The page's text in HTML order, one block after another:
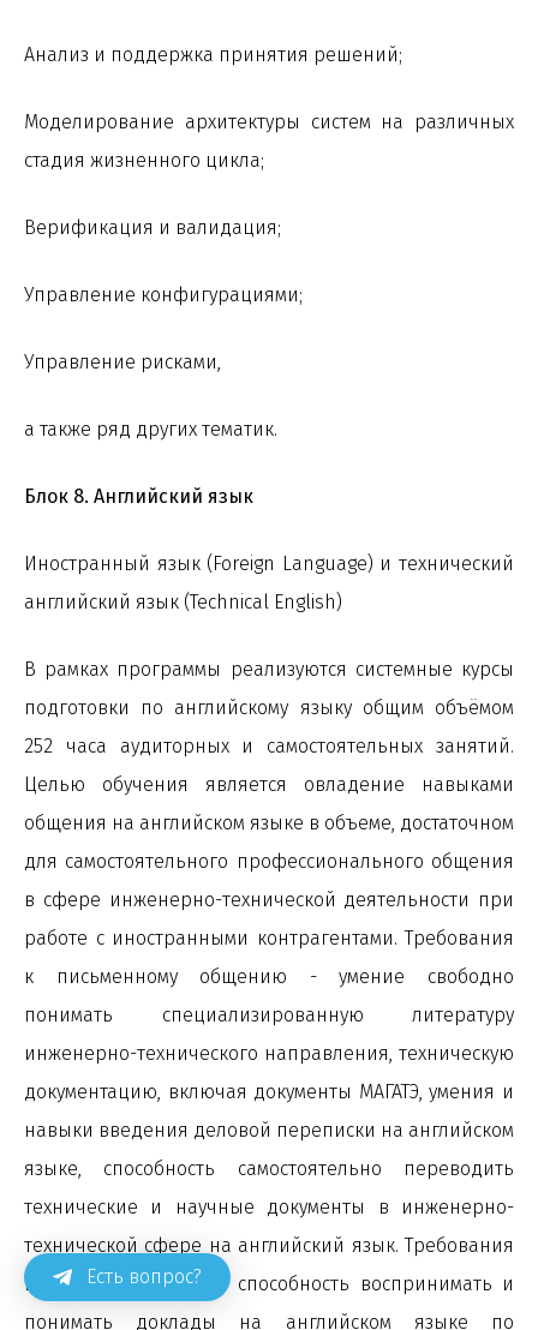
Анализ и поддержка принятия решений;
Моделирование архитектуры систем на различных
стадия жизненного цикла;
Верификация и валидация;
Управление конфигурациями;
Управление рисками,
а также ряд других тематик.
Блок 8. Английский язык
Иностранный язык (Foreign Language) и технический
английский язык (Technical English)
В рамках программы реализуются системные курсы
подготовки по английскому языку общим объёмом
252 часа аудиторных и самостоятельных занятий.
Целью обучения является овладение навыками
общения на английском языке в объеме, достаточном
для самостоятельного профессионального общения
в сфере инженерно-технической деятельности при
работе с иностранными контрагентами. Требования
к письменному общению - умение свободно
понимать специализированную литературу
инженерно-технического направления, техническую
документацию, включая документы МАГАТЭ, умения и
навыки введения деловой переписки на английском
языке, способность самостоятельно переводить
технические и научные документы в инженерно-
технической сфере на английский язык. Требования
к устному общению - способность воспринимать и
понимать доклады на английском языке по
Есть вопрос?